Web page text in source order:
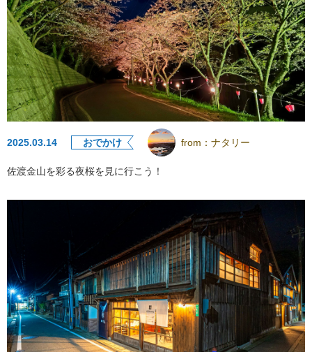
2025.03.14 おでかけ from： ナタリー
佐渡金山を彩る夜桜を見に行こう！